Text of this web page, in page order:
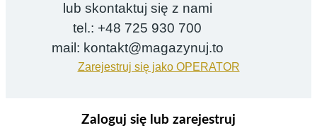
lub skontaktuj się z nami
tel.: +48 725 930 700
mail: kontakt@magazynuj.to
Zarejestruj się jako OPERATOR
Zaloguj się lub zarejestruj